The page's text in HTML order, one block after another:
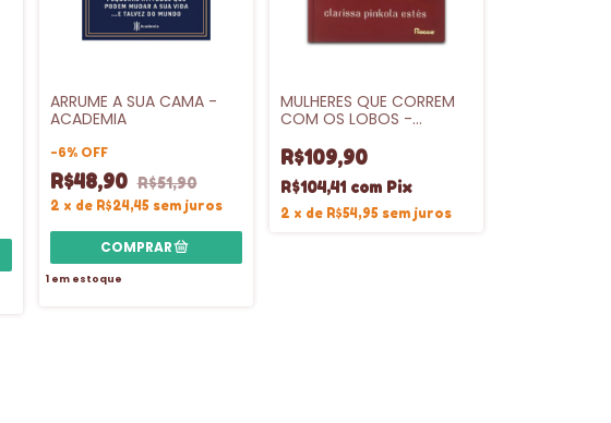
ARRUME A SUA CAMA -
ACADEMIA
-6% OFF
R$48,90 R$51,90
2 x de R$24,45 sem juros
1 em estoque
MULHERES QUE CORREM
COM OS LOBOS -
R$109,90
R$104,41 com Pix
2 x de R$54,95 sem juros